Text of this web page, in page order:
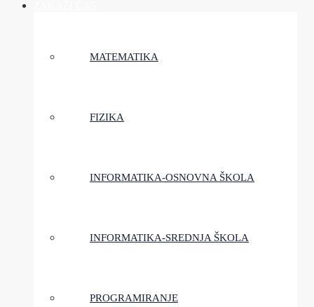
MATEMATIKA
FIZIKA
INFORMATIKA-OSNOVNA ŠKOLA
INFORMATIKA-SREDNJA ŠKOLA
PROGRAMIRANJE